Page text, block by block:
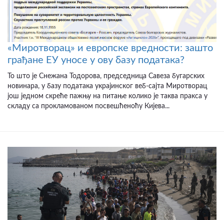
«Миротворац» и европске вредности: зашто
грађане ЕУ уносе у ову базу података?
То што је Снежана Тодорова, председница Савеза бугарских
новинара, у базу података украјинског веб-сајта Миротворац
још једном скреће пажњу на питање колико је таква пракса у
складу са прокламованом посвешћеноћу Кијева...